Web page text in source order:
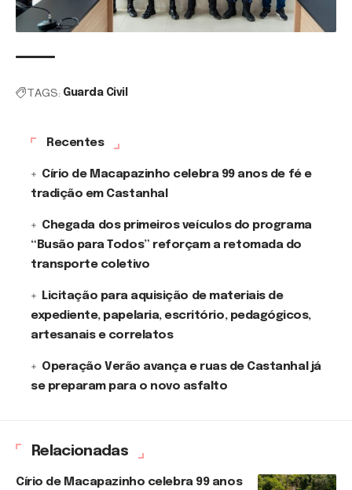
TAGS: Guarda Civil
Recentes
Círio de Macapazinho celebra 99 anos de fé e
tradição em Castanhal
Chegada dos primeiros veículos do programa
“Busão para Todos” reforçam a retomada do
transporte coletivo
Licitação para aquisição de materiais de
expediente, papelaria, escritório, pedagógicos,
artesanais e correlatos
Operação Verão avança e ruas de Castanhal já
se preparam para o novo asfalto
Relacionadas
Círio de Macapazinho celebra 99 anos